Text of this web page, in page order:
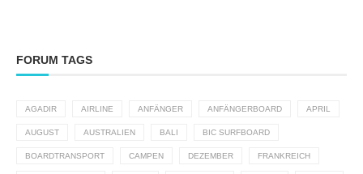
FORUM TAGS
AGADIR AIRLINE ANFÄNGER ANFÄNGERBOARD APRIL
AUGUST AUSTRALIEN BALI BIC SURFBOARD
BOARDTRANSPORT CAMPEN DEZEMBER FRANKREICH